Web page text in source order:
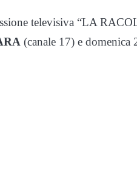
televisiva “LA
(canale 17) e